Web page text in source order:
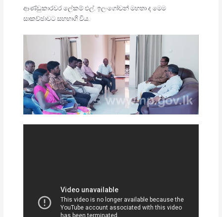
ආණ්ඩුකාරවර ලේකම් එල්. ඉලංගෝවන් මහතා ද මෙම
සාකච්ඡාවට සහභාගි විය.